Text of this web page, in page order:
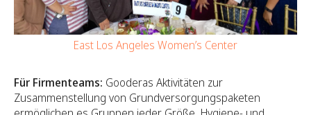
East Los Angeles Women’s Center
Für Firmenteams: Gooderas Aktivitäten zur
Zusammenstellung von Grundversorgungspaketen